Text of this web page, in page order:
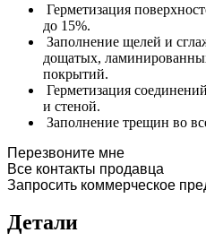
Герметизация
до 15%.
Заполнение щелей и
дощатых,
покрытий.
Герметизация
и стеной.
Заполнение трещин во
Перезвоните мне
Все контакты продавца
Запросить коммерческое
Детали